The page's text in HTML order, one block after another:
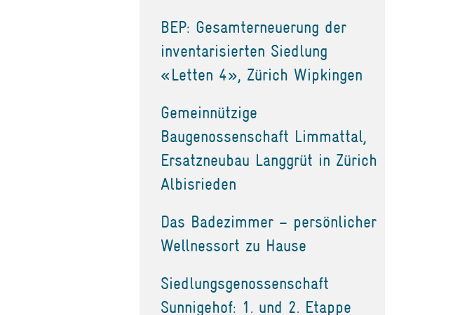
BEP: Gesamterneuerung der
inventarisierten Siedlung
«Letten 4», Zürich Wipkingen
Gemeinnützige
Baugenossenschaft Limmattal,
Ersatzneubau Langgrüt in Zürich
Albisrieden
Das Badezimmer – persönlicher
Wellnessort zu Hause
Siedlungsgenossenschaft
Sunnigehof: 1. und 2. Etappe